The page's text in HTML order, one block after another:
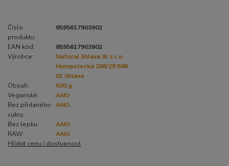
Číslo
produktu:
8595617903902
EAN kód:
8595617903902
Výrobce:
Natural Jihlava JK s.r.o.
Humpolecká 286/28 586
01 Jihlava
Obsah:
500 g
Veganské:
ANO
Bez přidaného
cukru:
ANO
Bez lepku:
ANO
RAW:
ANO
Hlídat cenu / dostupnost